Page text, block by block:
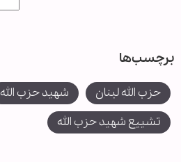
برچسب‌ها
حزب الله لبنان
شهید حزب الله
تشییع شهید حزب الله